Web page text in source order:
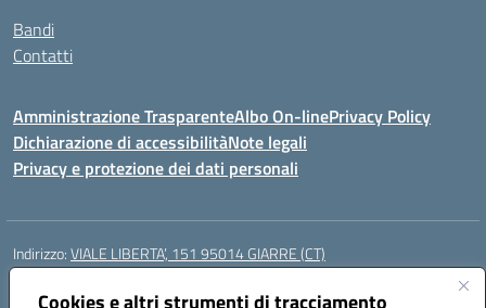
Cookies e altri strumenti di tracciamento
Bandi
Contatti
Amministrazione TrasparenteAlbo On-linePrivacy Policy
Dichiarazione di accessibilitàNote legali
Privacy e protezione dei dati personali
Indirizzo:VIALE LIBERTA’, 151 95014 GIARRE (CT)
Centralino:
Posta elettronica certificata (PEC):ctmm151004@pec.istruzione.it